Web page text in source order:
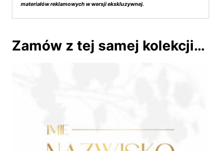
materiałów reklamowych w wersji ekskluzywnej.
Zamów z tej samej kolekcji…